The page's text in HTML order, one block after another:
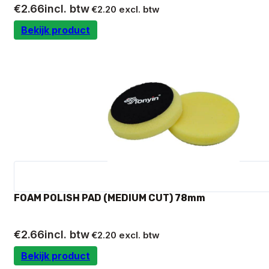
€2.66incl. btw€2.20 excl. btw
Bekijk product
FOAM POLISH PAD (MEDIUM CUT) 78mm
€2.66incl. btw€2.20 excl. btw
Bekijk product